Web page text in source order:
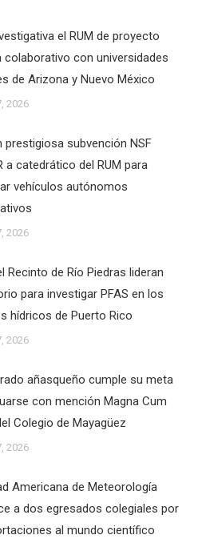
el RUM de proyecto
colaborativo con universidades
de Arizona y Nuevo México
2026
prestigiosa subvención NSF
a catedrático del RUM para
vehículos autónomos
2026
Recinto de Río Piedras lideran
para investigar PFAS en los
hídricos de Puerto Rico
2026
añasqueño cumple su meta
con mención Magna Cum
Colegio de Mayagüez
2026
Americana de Meteorología
a dos egresados colegiales por
al mundo científico